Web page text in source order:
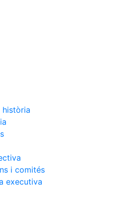
història
i comités
executiva